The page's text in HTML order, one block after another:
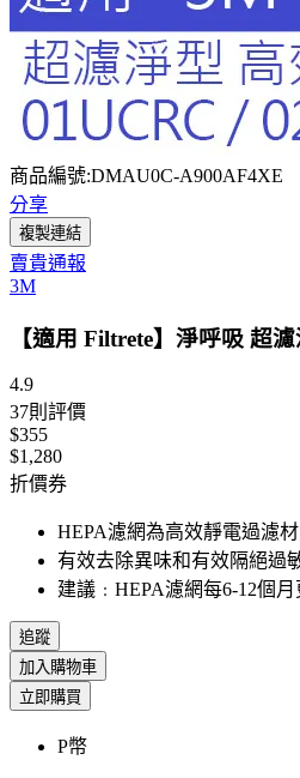
商品編號:DMAU0C-A900AF4XE
分享
複製連結
賣貴通報
3M
【適用 Filtrete】淨呼吸 超
4.9
37則評價
$355
$1,280
折價券
HEPA濾網為高效靜電過濾
有效去除異味和有效隔絕過
建議﹕HEPA濾網每6-12個月
追蹤
加入購物車
立即購買
P幣